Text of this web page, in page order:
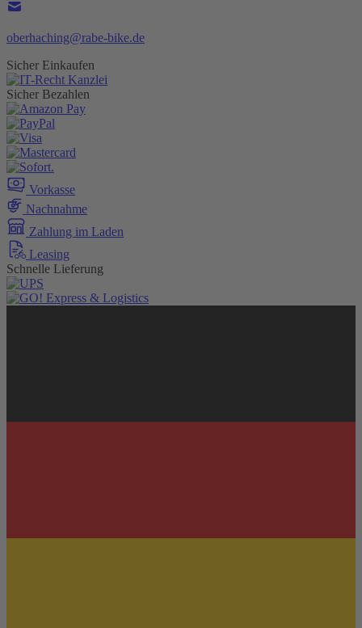
oberhaching@rabe-bike.de
Sicher Einkaufen
Sicher Bezahlen
Vorkasse
Nachnahme
Zahlung im Laden
Leasing
Schnelle Lieferung